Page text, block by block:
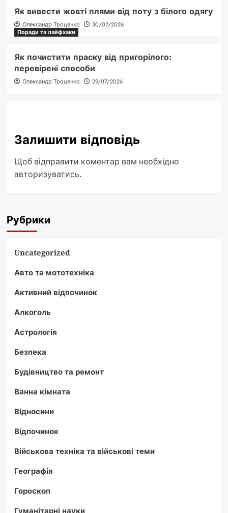
Як вивести жовті плями від поту з білого одягу
Олександр Троценко
30/07/2026
Поради та лайфхаки
Як почистити праску від пригорілого:
перевірені способи
Олександр Троценко 29/07/2026
Залишити відповідь
Щоб відправити коментар вам необхідно
авторизуватись.
Рубрики
Uncategorized
Авто та мототехніка
Активний відпочинок
Алкоголь
Астрологія
Безпека
Будівництво та ремонт
Ванна кімната
Відносини
Відпочинок
Військова техніка та військові теми
Географія
Гороскоп
Гуманітарні науки